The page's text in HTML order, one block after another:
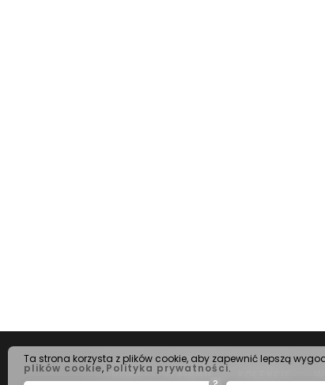
HOME O FIRMIE
Ta strona korzysta z plików cookie, aby zapewnić lepszą
plików cookie, Polityka prywatności.